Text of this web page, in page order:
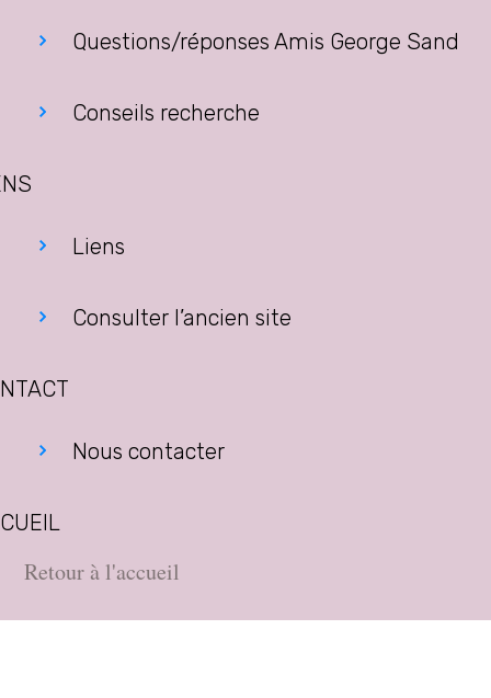
Questions/réponses Amis George Sand
Conseils recherche
Liens
Consulter l’ancien site
Nous contacter
Retour à l'accueil